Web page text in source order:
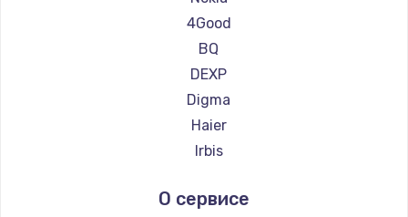
Ремонт планшетов Teclast
Ремонт планшетов CHUWI
4Good
BQ
DEXP
Digma
Haier
Irbis
Microsoft
О сервисе